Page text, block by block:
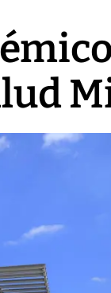
deja heridos y
daños en